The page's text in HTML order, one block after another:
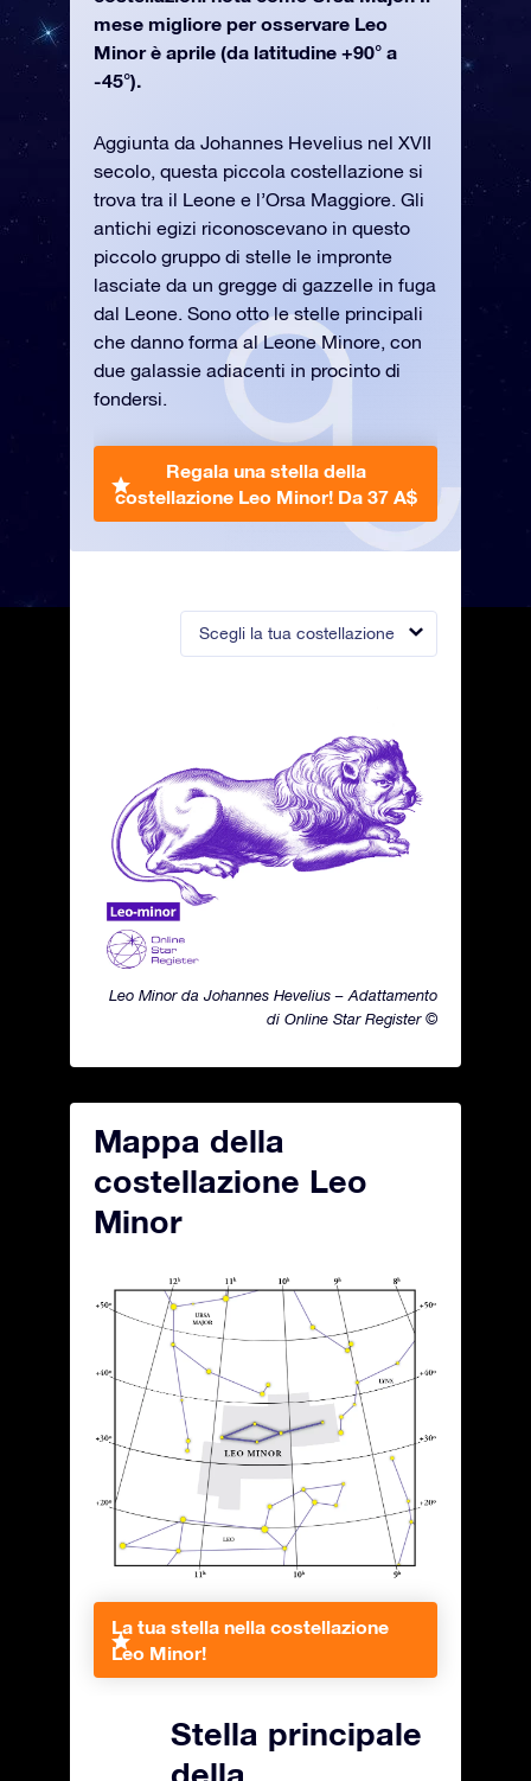
Scegli la tua costellazione
Leo Minor da Johannes Hevelius – Adattamento
di Online Star Register ©
mese migliore per osservare Leo
Minor è aprile (da latitudine +90° a
-45°).
Aggiunta da Johannes Hevelius nel XVII
secolo, questa piccola costellazione si
trova tra il Leone e l’Orsa Maggiore. Gli
antichi egizi riconoscevano in questo
piccolo gruppo di stelle le impronte
lasciate da un gregge di gazzelle in fuga
dal Leone. Sono otto le stelle principali
che danno forma al Leone Minore, con
due galassie adiacenti in procinto di
fondersi.
Regala una stella della
costellazione Leo Minor! Da 37 A$
Mappa della
costellazione Leo
Minor
La tua stella nella costellazione
Leo Minor!
Stella principale